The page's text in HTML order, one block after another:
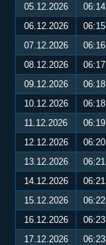
05.12.2026
06:14
06.12.2026
06:15
07.12.2026
06:16
08.12.2026
06:17
09.12.2026
06:18
10.12.2026
06:18
11.12.2026
06:19
12.12.2026
06:20
13.12.2026
06:21
14.12.2026
06:21
15.12.2026
06:22
16.12.2026
06:23
17.12.2026
06:23